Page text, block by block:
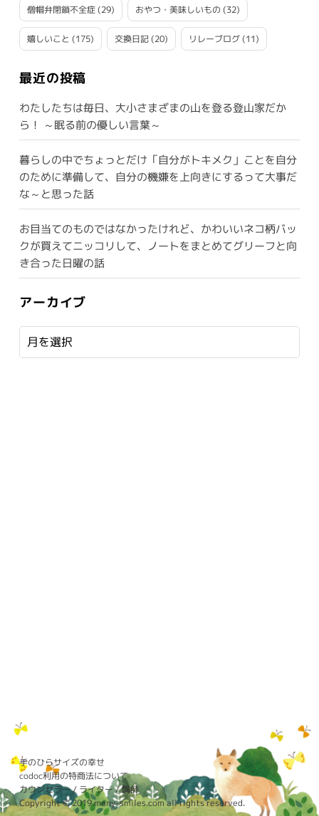
僧帽弁閉鎖不全症(29) おやつ・美味しいもの (32)
嬉しいこと (175) 交換日記(20) リレーブログ(11)
最近の投稿
わたしたちは毎日、大小さまざまの山を登る登山家だか
ら！ ～眠る前の優しい言葉～
暮らしの中でちょっとだけ「自分がトキメク」ことを自分
のために準備して、自分の機嫌を上向きにするって大事だ
な～と思った話
お目当てのものではなかったけれど、かわいいネコ柄バッ
クが買えてニッコリして、ノートをまとめてグリーフと向
き合った日曜の話
アーカイブ
手のひらサイズの幸せ
codoc利用の特商法について
カウンセラー / ライター / 講師
Copyright © 2019 many-smiles.com all rights reserved.